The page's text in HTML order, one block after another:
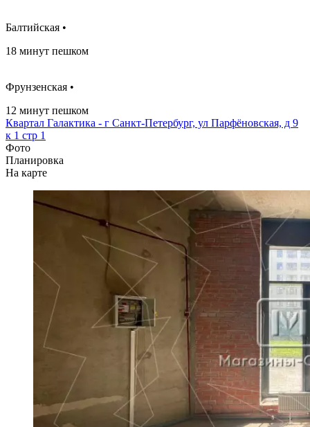
Балтийская •
18 минут пешком
Фрунзенская •
12 минут пешком
Квартал Галактика - г Санкт-Петербург, ул Парфёновская, д 9
к 1 стр 1
Фото
Планировка
На карте